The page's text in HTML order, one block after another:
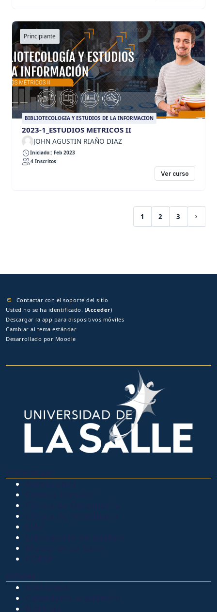
Principiante
BIBLIOTECOLOGIA Y ESTUDIOS DE LA INFORMACION
2023-1_ESTUDIOS METRICOS II
JOHN AGUSTIN RIAÑO DIAZ
Iniciado:: Feb 2023
4 Inscritos
Ver curso
1
(current)
2 3
Contactar con el soporte del sitio
Usted no se ha identificado. (Acceder)
Descargar la app para dispositivos móviles
Cambiar al tema estándar
Desarrollado por Moodle